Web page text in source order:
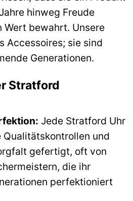
hinweg Freude
Wert bewahrt. Unsere
Accessoires; sie sind
Generationen.
Stratford
Jede Stratford Uhr
und
gefertigt, oft von
die ihr
perfektioniert